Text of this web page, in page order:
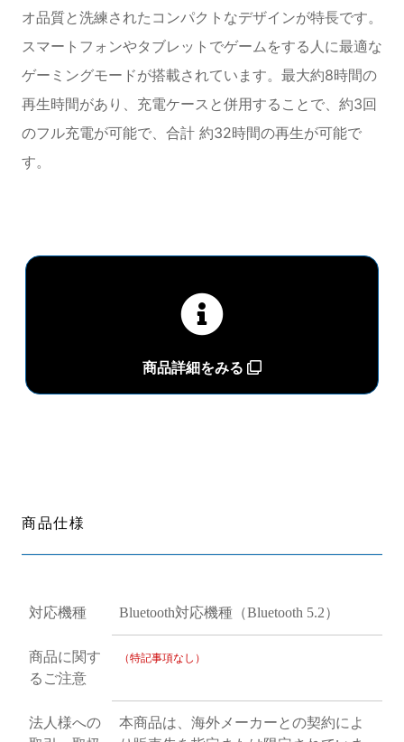
オ品質と洗練されたコンパクトなデザインが特長です。
スマートフォンやタブレットでゲームをする人に最適な
ゲーミングモードが搭載されています。最大約8時間の
再生時間があり、充電ケースと併用することで、約3回
のフル充電が可能で、合計 約32時間の再生が可能で
す。
商品詳細をみる
商品仕様
対応機種 Bluetooth対応機種（Bluetooth 5.2）
商品に関す
るご注意
（特記事項なし）
法人様への
本商品は、海外メーカーとの契約によ